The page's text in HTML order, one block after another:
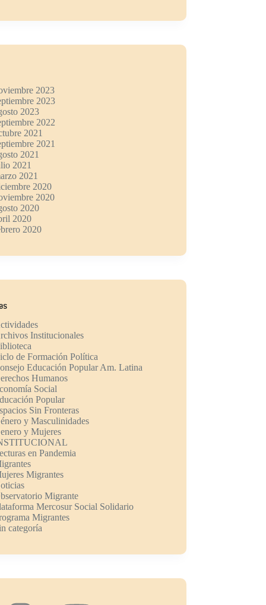
2023
2023
2023
2022
2021
2021
2021
2021
2021
2020
2020
2020
2020
2020
Institucionales
de Formación Política
Educación Popular Am. Latina
Humanos
Social
Popular
Sin Fronteras
y Masculinidades
y Mujeres
en Pandemia
Migrantes
Migrante
Mercosur Social Solidario
Migrantes
categoría